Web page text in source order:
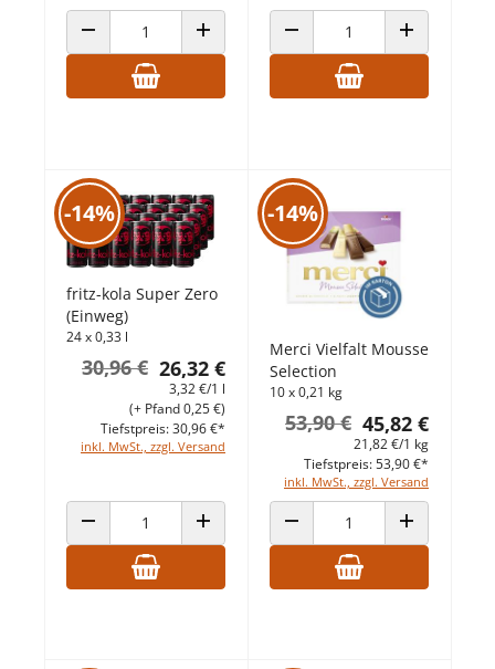
ANZAHL VERRINGERNANZAHL ERHÖHENANZAHL VERRINGERNANZAHL
-14%
fritz-kola Super Zero
(Einweg)
24 x 0,33 l
26,32 €
30,96 €
3,32 €/1 l
inkl. MwSt., zzgl. Versand
(+ Pfand 0,25 €)
Tiefstpreis: 30,96 €*
ANZAHL VERRINGERNANZAHL ERHÖHEN
-14%
Merci Vielfalt Mousse
Selection
10 x 0,21 kg
45,82 €
53,90 €
21,82 €/1 kg
inkl. MwSt., zzgl. Versand
Tiefstpreis: 53,90 €*
ANZAHL VERRINGERNANZAHL